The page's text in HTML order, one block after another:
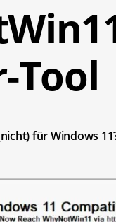
Tool
für Windows